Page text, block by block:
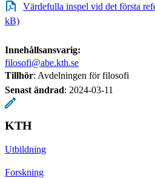
Värdefulla inspel vid det första
kB)
Innehållsansvarig:
filosofi@abe.kth.se
Tillhör: Avdelningen för filosofi
Senast ändrad: 2024-03-11
KTH
Utbildning
Forskning